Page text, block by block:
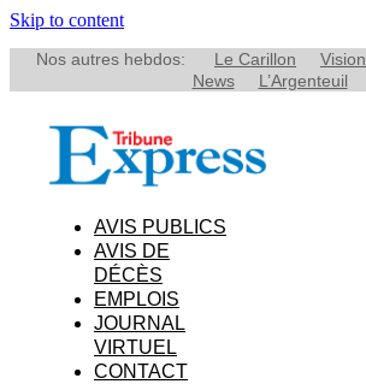
Skip to content
Nos autres hebdos: Le Carillon Vision
News
L’Argenteuil
AVIS PUBLICS
AVIS DE
DÉCÈS
EMPLOIS
JOURNAL
VIRTUEL
CONTACT